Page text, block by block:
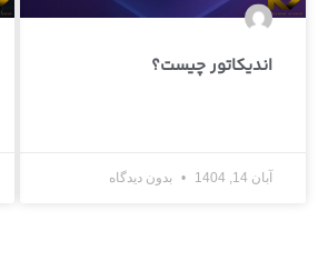
اندیکاتور چیست؟
آبان 14, 1404 بدون دیدگاه